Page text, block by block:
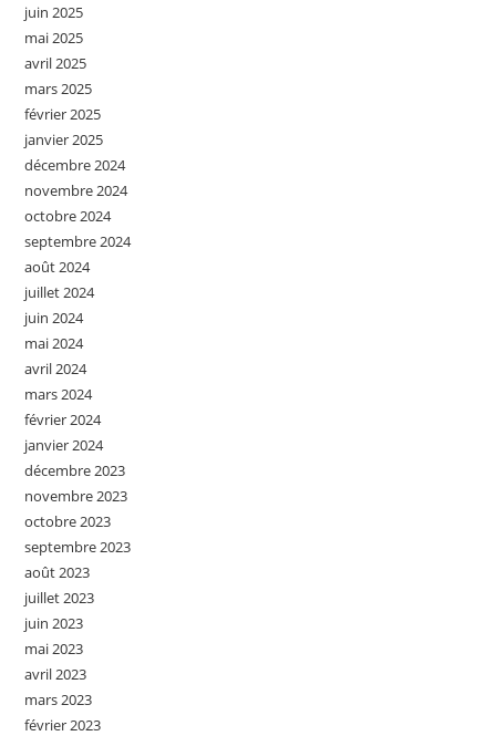
juin 2025
mai 2025
avril 2025
mars 2025
février 2025
janvier 2025
décembre 2024
novembre 2024
octobre 2024
septembre 2024
août 2024
juillet 2024
juin 2024
mai 2024
avril 2024
mars 2024
février 2024
janvier 2024
décembre 2023
novembre 2023
octobre 2023
septembre 2023
août 2023
juillet 2023
juin 2023
mai 2023
avril 2023
mars 2023
février 2023